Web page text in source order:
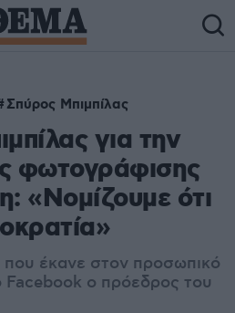
Σπύρος Μπιμπίλας
για την
φωτογράφισης
«Νομίζουμε ότι
που έκανε στον προσωπικό
Facebook ο πρόεδρος του